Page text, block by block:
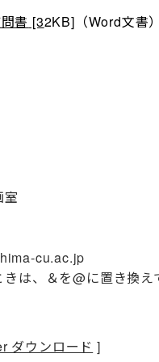
書 [32KB]（Word文書）
室
cu.ac.jp
は、＆を@に置き換え
ダウンロード ]